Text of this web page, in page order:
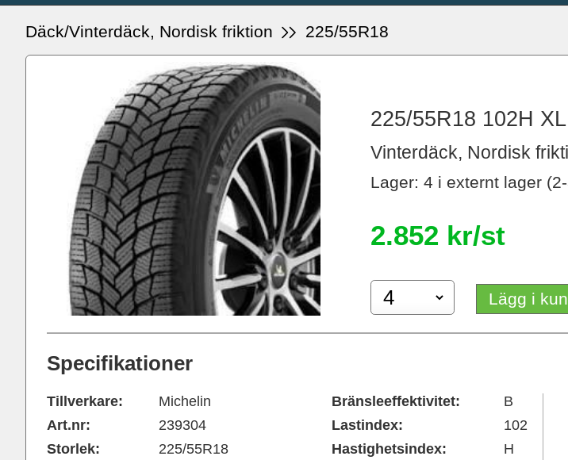
Däck/Vinterdäck, Nordisk friktion 225/55R18
225/55R18 102H XL
Vinterdäck, Nordisk
Lager: 4 i externt lager
2.852 kr/st
Lägg i
Specifikationer
Tillverkare:
Art.nr:
Storlek:
Michelin
239304
225/55R18
Bränsleeffektivitet:
Lastindex:
Hastighetsindex:
B
102
H